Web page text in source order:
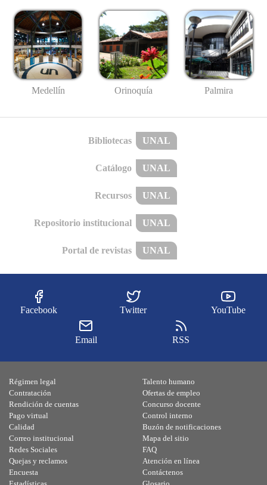
Medellín Orinoquía Palmira
Bibliotecas UNAL
Catálogo UNAL
Recursos UNAL
Repositorio institucional UNAL
Portal de revistas UNAL
Facebook Twitter YouTube
Email RSS
Régimen legal
Contratación
Rendición de cuentas
Pago virtual
Calidad
Talento humano
Ofertas de empleo
Concurso docente
Control interno
Buzón de notificaciones
Correo institucional
Redes Sociales
Quejas y reclamos
Encuesta
Mapa del sitio
FAQ
Atención en línea
Contáctenos